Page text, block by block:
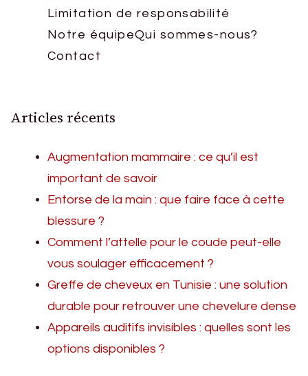
Limitation de responsabilité
Notre équipeQui sommes-nous?
Contact
Articles récents
Augmentation mammaire : ce qu’il est
important de savoir
Entorse de la main : que faire face à cette
blessure ?
Comment l’attelle pour le coude peut-elle
vous soulager efficacement ?
Greffe de cheveux en Tunisie : une solution
durable pour retrouver une chevelure dense
Appareils auditifs invisibles : quelles sont les
options disponibles ?